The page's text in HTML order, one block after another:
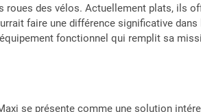
des vélos. Actuellement plats, ils
faire une différence significative
fonctionnel qui remplit sa
se présente comme une solution